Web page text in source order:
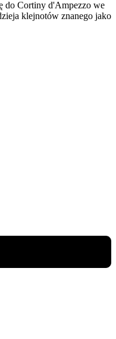
do Cortiny d'Ampezzo we
klejnotów znanego jako